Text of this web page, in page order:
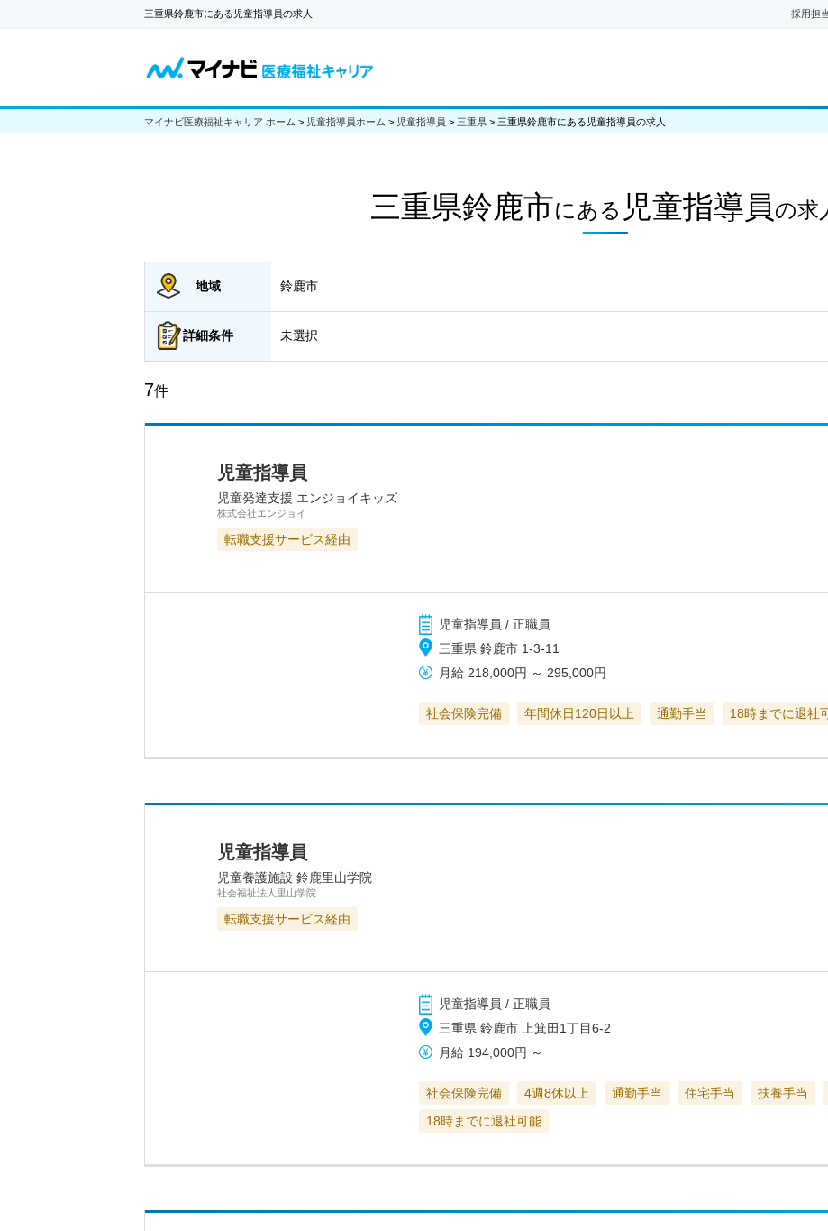
三重県鈴鹿市にある児童指導員の求人 採用担
マイナビ医療福祉キャリア ホーム > 児童指導員ホーム > 児童指導員 > 三重県 > 三重県鈴鹿市にある児童指導員の求人
三重県鈴鹿市にある 児童指導員 の求
地域 鈴鹿市
詳細条件 未選択
7件
児童指導員
児童発達支援 エンジョイキッズ
株式会社エンジョイ
転職支援サービス経由
児童指導員 / 正職員
三重県 鈴鹿市 1-3-11
月給 218,000円 ～ 295,000円
社会保険完備 年間休日120日以上 通勤手当 18時までに退社
児童指導員
児童養護施設 鈴鹿里山学院
社会福祉法人里山学院
転職支援サービス経由
児童指導員 / 正職員
三重県 鈴鹿市 上箕田1丁目6-2
月給 194,000円 ～
社会保険完備 4週8休以上 通勤手当 住宅手当 扶養手当
18時までに退社可能